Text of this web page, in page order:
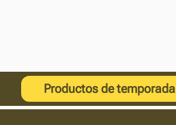
Productos de temporada